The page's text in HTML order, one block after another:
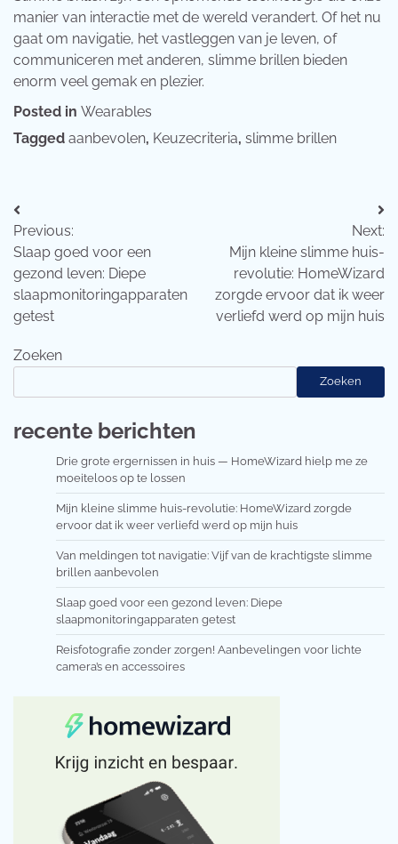
manier van interactie met de wereld verandert. Of het nu
gaat om navigatie, het vastleggen van je leven, of
communiceren met anderen, slimme brillen bieden
enorm veel gemak en plezier.
Posted in Wearables
Tagged aanbevolen, Keuzecriteria, slimme brillen
Bericht
navigatie
Previous:
Slaap goed voor een
gezond leven: Diepe
slaapmonitoringapparaten
getest
Next:
Mijn kleine slimme huis-
revolutie: HomeWizard
zorgde ervoor dat ik weer
verliefd werd op mijn huis
Zoeken
Zoeken
recente berichten
Drie grote ergernissen in huis — HomeWizard hielp me ze
moeiteloos op te lossen
Mijn kleine slimme huis-revolutie: HomeWizard zorgde
ervoor dat ik weer verliefd werd op mijn huis
Van meldingen tot navigatie: Vijf van de krachtigste slimme
brillen aanbevolen
Slaap goed voor een gezond leven: Diepe
slaapmonitoringapparaten getest
Reisfotografie zonder zorgen! Aanbevelingen voor lichte
camera’s en accessoires